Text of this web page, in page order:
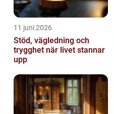
11 juni 2026
Stöd, vägledning och
trygghet när livet stannar
upp